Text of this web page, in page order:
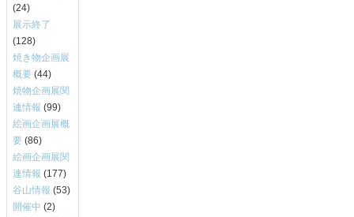
(24)
展示終了
(128)
焼き物企画展
概要 (44)
焼物企画展関
連情報 (99)
絵画企画展概
要 (86)
絵画企画展関
連情報 (177)
谷山情報 (53)
開催中 (2)